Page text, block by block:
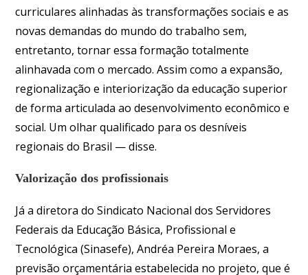
curriculares alinhadas às transformações sociais e as
novas demandas do mundo do trabalho sem,
entretanto, tornar essa formação totalmente
alinhavada com o mercado. Assim como a expansão,
regionalização e interiorização da educação superior
de forma articulada ao desenvolvimento econômico e
social. Um olhar qualificado para os desníveis
regionais do Brasil — disse.
Valorização dos profissionais
Já a diretora do Sindicato Nacional dos Servidores
Federais da Educação Básica, Profissional e
Tecnológica (Sinasefe), Andréa Pereira Moraes, a
previsão orçamentária estabelecida no projeto, que é